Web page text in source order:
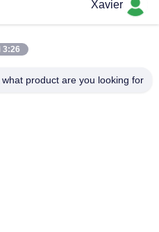
المنتجات
3 بوصة الثقيلة دوارة عجلات،
Xavier
3:26 AM
product are you looking for?